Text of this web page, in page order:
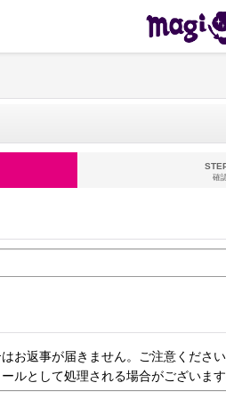
確
お返事が届きません。ご注意ください
ルとして処理される場合がございま